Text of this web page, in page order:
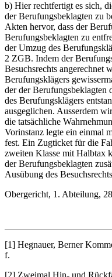
b) Hier rechtfertigt es sich,
der Berufungsbeklagten zu
Akten hervor, dass der
Berufungsbeklagten zu
der Umzug des
2 ZGB. Indem der
Besuchsrechts angerechnet
Berufungsklägers
der der Berufungsbeklagten
des Berufungsklägers
ausgeglichen. Ausserdem
die tatsächliche
Vorinstanz legte ein einmal
fest. Ein Zugticket für die
zweiten Klasse mit Halbtax
der Berufungsbeklagten
Ausübung des
Obergericht, 1. Abteilung,
[1] Hegnauer, Berner
f.